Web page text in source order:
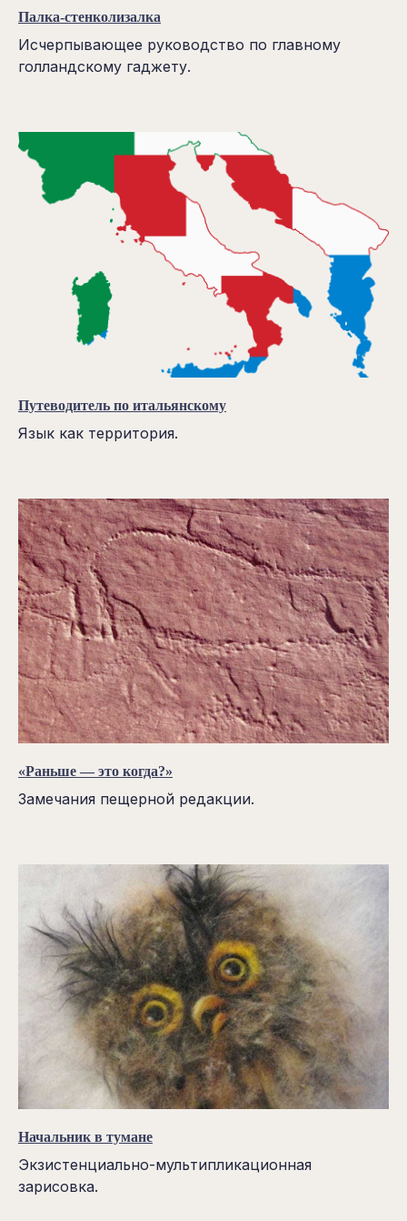
Палка-стенколизалка
Исчерпывающее руководство по главному
голландскому гаджету.
Путеводитель по итальянскому
Язык как территория.
«Раньше — это когда?»
Замечания пещерной редакции.
Начальник в тумане
Экзистенциально-мультипликационная
зарисовка.